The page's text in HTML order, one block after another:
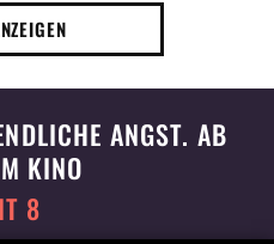
ANGST. AB
KINO
8